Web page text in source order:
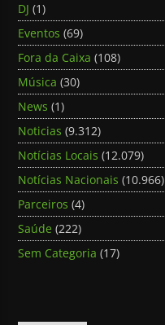
DJ (1)
Eventos (69)
Fora da Caixa (108)
Música (30)
News (1)
Noticias (9.312)
Notícias Locais (12.079)
Notícias Nacionais (10.966)
Parceiros (4)
Saúde (222)
Sem Categoria (17)